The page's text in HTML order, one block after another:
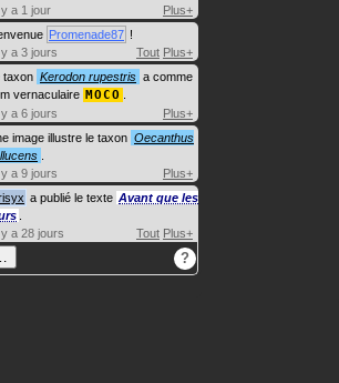
y a 1 jour
Plus+
Promenade87 !
y a 3 jours
Tout Plus+
taxon Kerodon rupestris a comme
vernaculaire MOCO
y a 6 jours
Plus+
image illustre le taxon Oecanthus
y a 9 jours
Plus+
a publié le texte Avant que les
y a 28 jours
Tout Plus+
?